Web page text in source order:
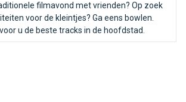
filmavond met vrienden? Op zoek
voor de kleintjes? Ga eens bowlen.
u de beste tracks in de hoofdstad.